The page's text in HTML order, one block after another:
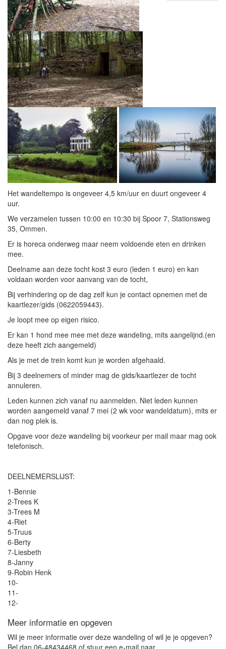
Het wandeltempo is ongeveer 4,5 km/uur en duurt ongeveer 4
uur.
We verzamelen tussen 10:00 en 10:30 bij Spoor 7, Stationsweg
35, Ommen.
Er is horeca onderweg maar neem voldoende eten en drinken
mee.
Deelname aan deze tocht kost 3 euro (leden 1 euro) en kan
voldaan worden voor aanvang van de tocht,
Bij verhindering op de dag zelf kun je contact opnemen met de
kaartlezer/gids (0622059443).
Je loopt mee op eigen risico.
Er kan 1 hond mee mee met deze wandeling, mits aangelijnd.(en
deze heeft zich aangemeld)
Als je met de trein komt kun je worden afgehaald.
Bij 3 deelnemers of minder mag de gids/kaartlezer de tocht
annuleren.
Leden kunnen zich vanaf nu aanmelden. Niet leden kunnen
worden aangemeld vanaf 7 mei (2 wk voor wandeldatum), mits er
dan nog plek is.
Opgave voor deze wandeling bij voorkeur per mail maar mag ook
telefonisch.
DEELNEMERSLIJST:
1-Bennie
2-Trees K
3-Trees M
4-Riet
5-Truus
6-Berty
7-Liesbeth
8-Janny
9-Robin Henk
10-
11-
12-
Meer informatie en opgeven
Wil je meer informatie over deze wandeling of wil je je opgeven?